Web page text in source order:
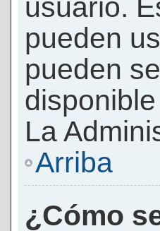
usuario.
pueden
pueden
La
Arriba
¿Cómo